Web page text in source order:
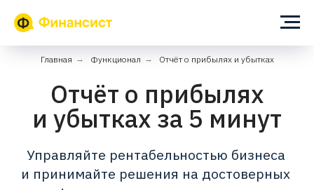
Главная → Функционал → Отчёт о прибылях и убытках
Отчёт о прибылях
и убытках за 5 минут
Управляйте рентабельностью бизнеса
и принимайте решения на достоверных
и сейчас.